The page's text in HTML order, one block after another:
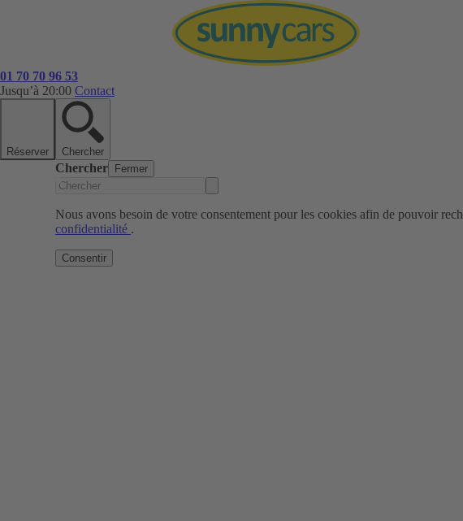
01 70 70 96 53
Jusqu’à 20:00 Contact
Réserver Chercher
Chercher Fermer
Nous avons besoin de votre consentement pour les cookies afin de pouvoir
confidentialité .
Consentir